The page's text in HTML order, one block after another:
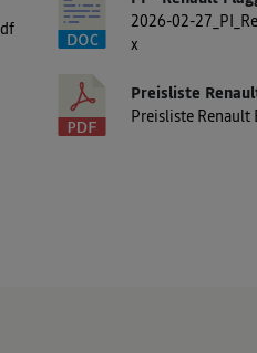
2026-02-
x
Preisliste
Preisliste Renault